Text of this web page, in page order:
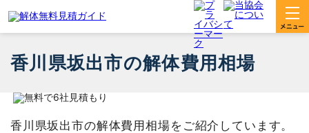
香川県坂出市の解体費用相場
香川県坂出市の解体費用相場をご紹介しています。